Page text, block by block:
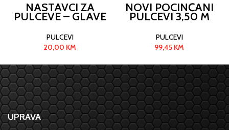
NASTAVCI ZA
PULCEVE – GLAVE
PULCEVI
20,00 KM
NOVI POCINČANI
PULCEVI 3,50 M
PULCEVI
99,45 KM
UPRAVA